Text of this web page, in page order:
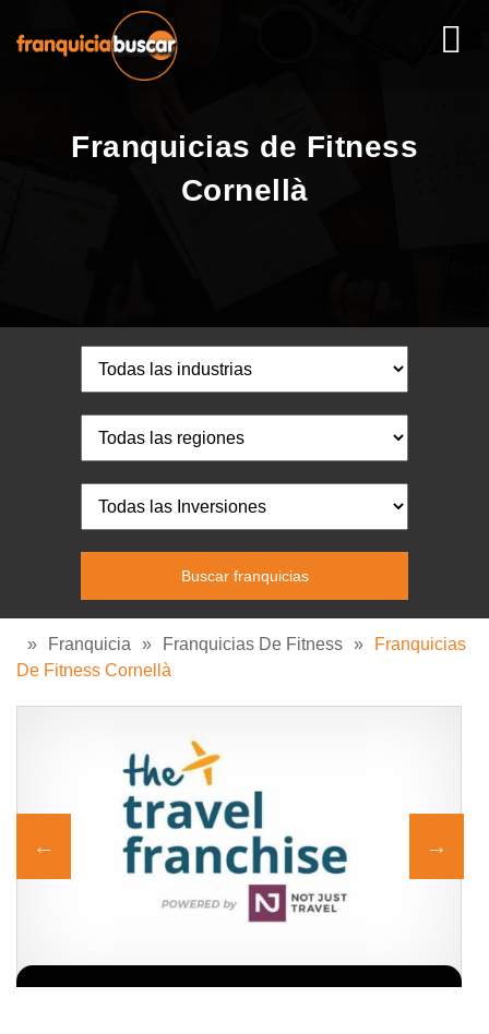
Franquicias de Fitness
Cornellà
» Franquicia » Franquicias De Fitness »
Franquicias
De Fitness Cornellà